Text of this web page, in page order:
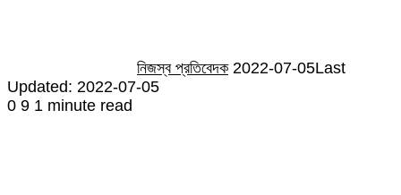
নিজস্ব প্রতিবেদক 2022-07-05Last
Updated: 2022-07-05
0 9 1 minute read